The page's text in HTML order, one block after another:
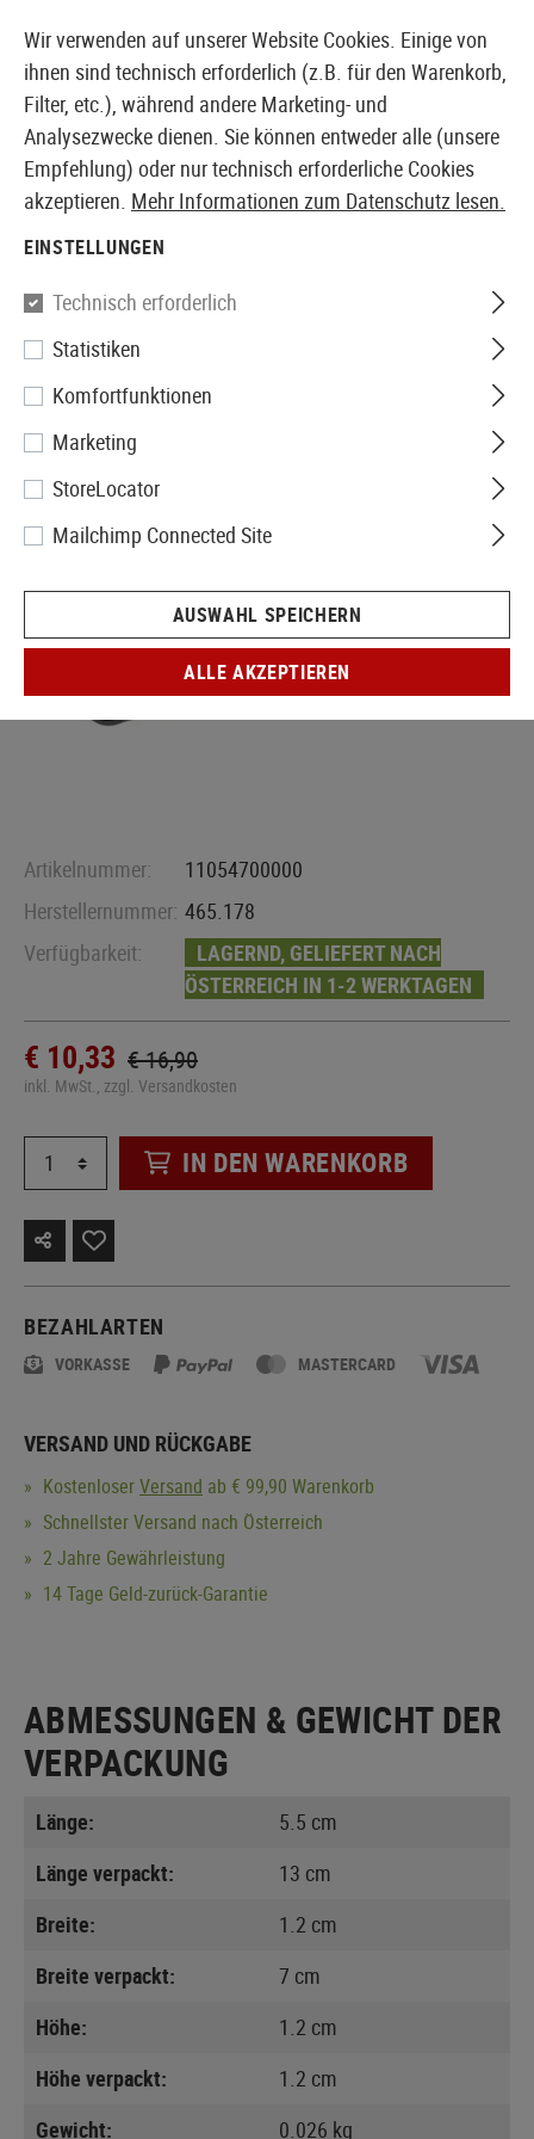
EUROPÄISCHER AIRSOFT SHOP & GROßHÄNDLER
Walther
RM8 Filling Adapter
Artikelnummer:
11054700000
Herstellernummer: 465.178
Verfügbarkeit:
LAGERND, GELIEFERT NACH
ÖSTERREICH IN 1-2 WERKTAGEN
€ 10,33 € 16,90
inkl. MwSt., zzgl. Versandkosten
IN DEN WARENKORB
BEZAHLARTEN
VORKASSE MASTERCARD
VERSAND UND RÜCKGABE
KostenloserVersand ab € 99,90 Warenkorb
Schnellster Versand nach Österreich
2 Jahre Gewährleistung
14 Tage Geld-zurück-Garantie
ABMESSUNGEN & GEWICHT DER
VERPACKUNG
Länge:
5.5 cm
Länge verpackt:
13 cm
Breite:
1.2 cm
Breite verpackt:
7 cm
Höhe:
1.2 cm
Höhe verpackt:
1.2 cm
Gewicht:
0.026 kg
Wir verwenden auf unserer Website Cookies. Einige von
ihnen sind technisch erforderlich (z.B. für den Warenkorb,
Filter, etc.), während andere Marketing- und
Analysezwecke dienen. Sie können entweder alle (unsere
Empfehlung) oder nur technisch erforderliche Cookies
akzeptieren. Mehr Informationen zum Datenschutz lesen.
EINSTELLUNGEN
Technisch erforderlich
Statistiken
Komfortfunktionen
Marketing
StoreLocator
Mailchimp Connected Site
AUSWAHL SPEICHERN
ALLE AKZEPTIEREN